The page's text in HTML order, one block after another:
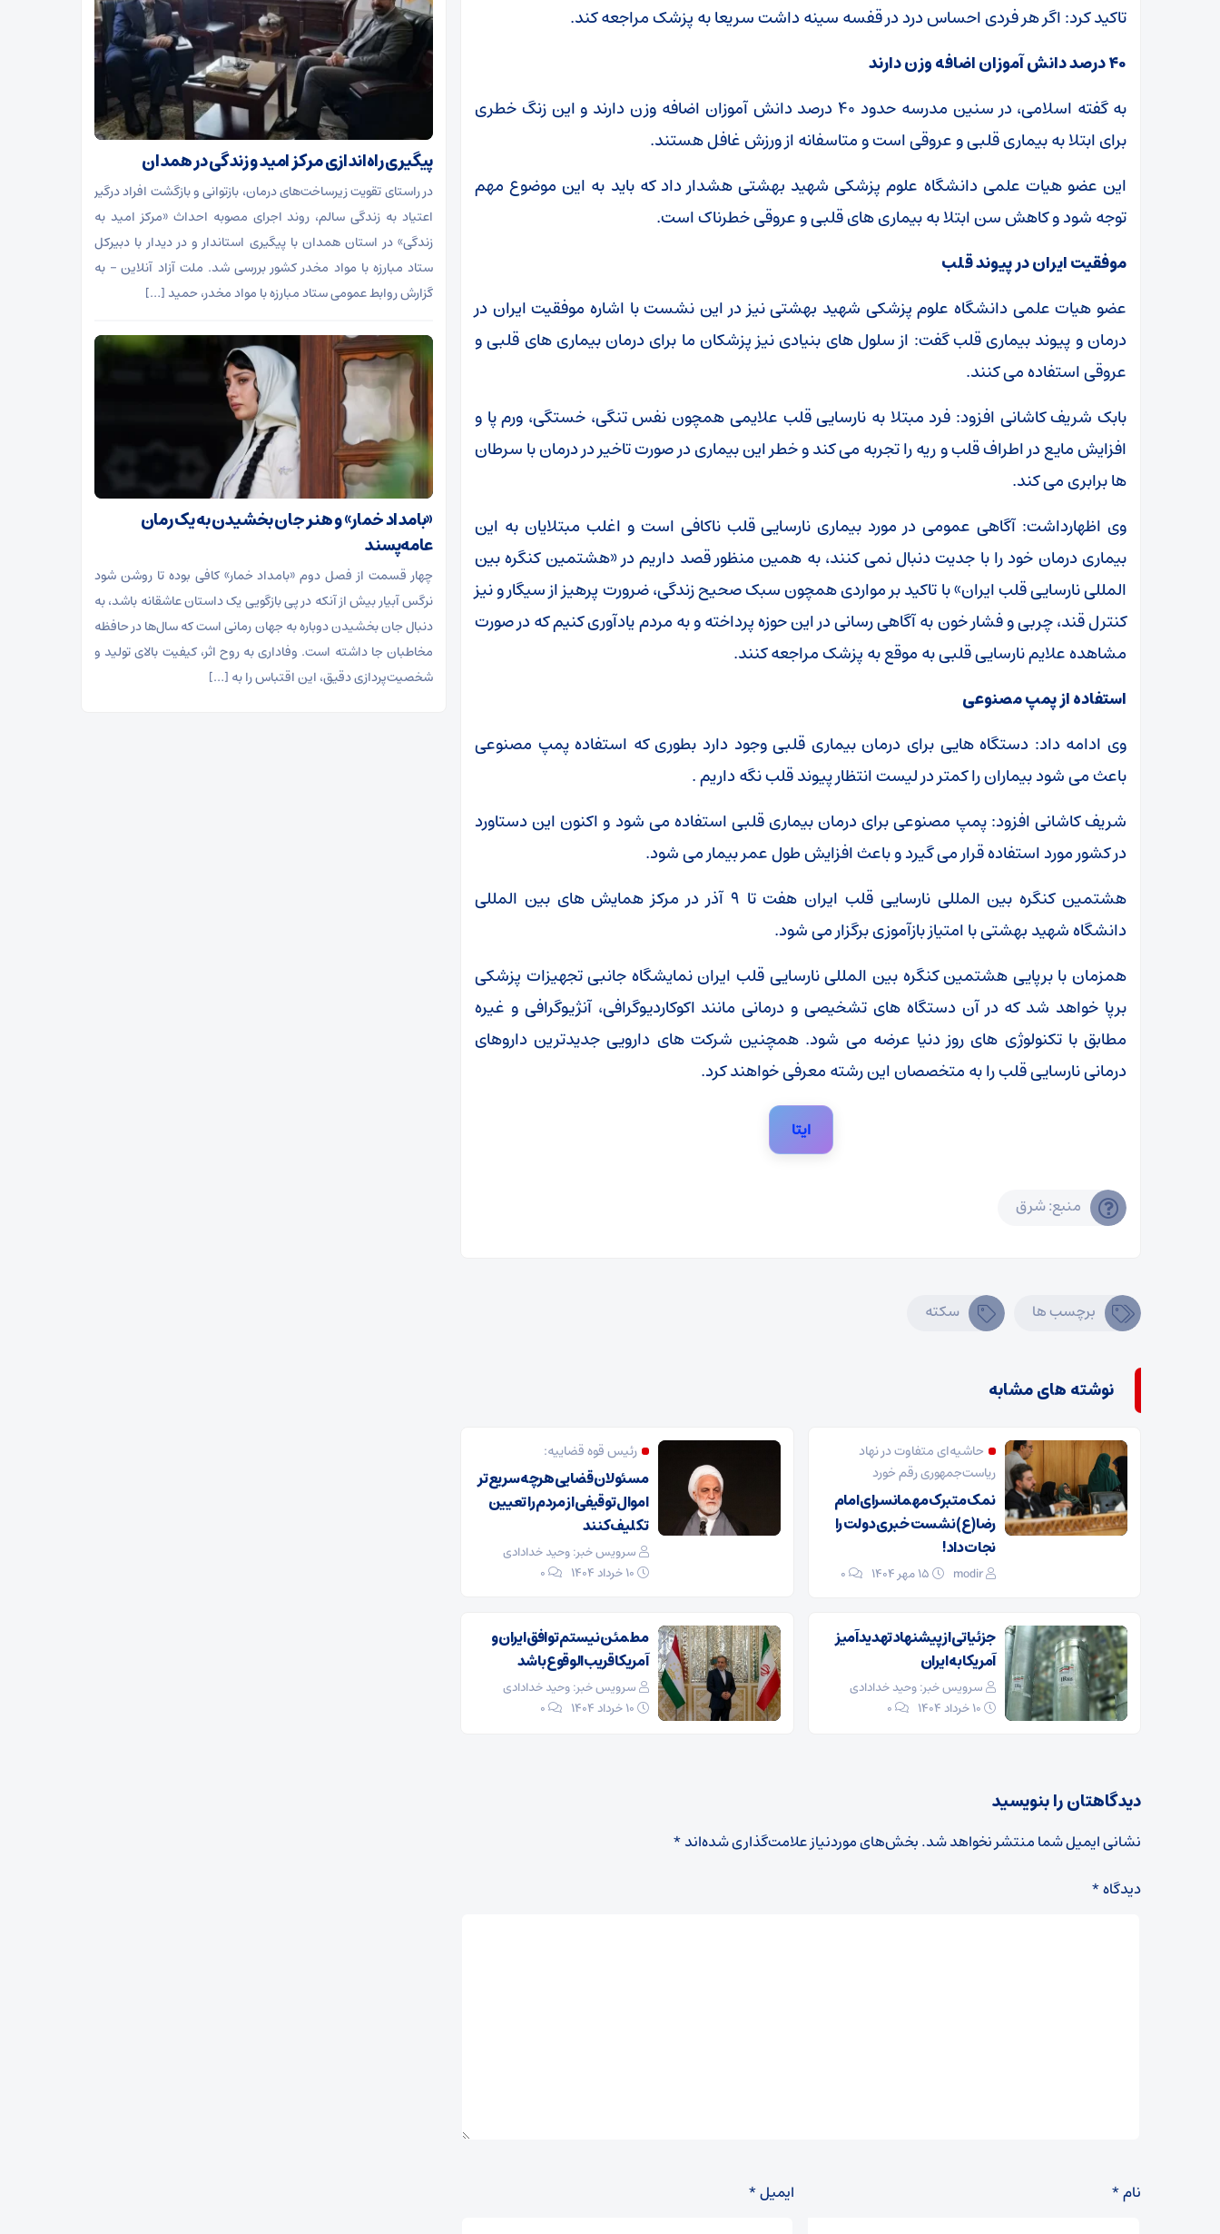
تاکید کرد: اگر هر فردی احساس درد در قفسه سینه داشت سریعا به پزشک مراجعه کند.
۴۰ درصد دانش آموزان اضافه وزن دارند
به گفته اسلامی، در سنین مدرسه حدود ۴۰ درصد دانش آموزان اضافه وزن دارند و این زنگ خطری
برای ابتلا به بیماری قلبی و عروقی است و متاسفانه از ورزش غافل هستند.
این عضو هیات علمی دانشگاه علوم پزشکی شهید بهشتی هشدار داد که باید به این موضوع مهم
توجه شود و کاهش سن ابتلا به بیماری های قلبی و عروقی خطرناک است.
موفقیت ایران در پیوند قلب
عضو هیات علمی دانشگاه علوم پزشکی شهید بهشتی نیز در این نشست با اشاره موفقیت ایران در
درمان و پیوند بیماری قلب گفت: از سلول های بنیادی نیز پزشکان ما برای درمان بیماری های قلبی و
عروقی استفاده می کنند.
بابک شریف کاشانی افزود: فرد مبتلا به نارسایی قلب علایمی همچون نفس تنگی، خستگی، ورم پا و
افزایش مایع در اطراف قلب و ریه را تجربه می کند و خطر این بیماری در صورت تاخیر در درمان با سرطان
ها برابری می کند.
وی اظهارداشت: آگاهی عمومی در مورد بیماری نارسایی قلب ناکافی است و اغلب مبتلایان به این
بیماری درمان خود را با جدیت دنبال نمی کنند، به همین منظور قصد داریم در «هشتمین کنگره بین
المللی نارسایی قلب ایران» با تاکید بر مواردی همچون سبک صحیح زندگی، ضرورت پرهیز از سیگار و نیز
کنترل قند، چربی و فشار خون به آگاهی رسانی در این حوزه پرداخته و به مردم یادآوری کنیم که در صورت
مشاهده علایم نارسایی قلبی به موقع به پزشک مراجعه کنند.
استفاده از پمپ مصنوعی
وی ادامه داد: دستگاه هایی برای درمان بیماری قلبی وجود دارد بطوری که استفاده پمپ مصنوعی
باعث می شود بیماران را کمتر در لیست انتظار پیوند قلب نگه داریم .
شریف کاشانی افزود: پمپ مصنوعی برای درمان بیماری قلبی استفاده می شود و اکنون این دستاورد
در کشور مورد استفاده قرار می گیرد و باعث افزایش طول عمر بیمار می شود.
هشتمین کنگره بین المللی نارسایی قلب ایران هفت تا ۹ آذر در مرکز همایش های بین المللی
دانشگاه شهید بهشتی با امتیاز بازآموزی برگزار می شود.
همزمان با برپایی هشتمین کنگره بین المللی نارسایی قلب ایران نمایشگاه جانبی تجهیزات پزشکی
برپا خواهد شد که در آن دستگاه های تشخیصی و درمانی مانند اکوکاردیوگرافی، آنژیوگرافی و غیره
مطابق با تکنولوژی های روز دنیا عرضه می شود. همچنین شرکت های دارویی جدیدترین داروهای
درمانی نارسایی قلب را به متخصصان این رشته معرفی خواهند کرد.
ایتا
منبع: شرق
برچسب ها سکته
نوشته های مشابه
حاشیه‌ای متفاوت در نهاد
ریاست‌جمهوری رقم خورد
نمک متبرک مهمانسرای امام
رضا(ع) نشست خبری دولت را
نجات داد!
modir
0
رئیس قوه قضاییه:
مسئولان قضایی هرچه سریع‌تر
اموال توقیفی از مردم را تعیین
تکلیف کنند
سرویس خبر: وحید خدادادی
0
جزئیاتی از پیشنهاد تهدیدآمیز
آمریکا به ایران
سرویس خبر: وحید خدادادی
0
مطمئن نیستم توافق ایران و
آمریکا قریب‌الوقوع باشد
سرویس خبر: وحید خدادادی
0
دیدگاهتان را بنویسید
نشانی ایمیل شما منتشر نخواهد شد.بخش‌های موردنیاز علامت‌گذاری شده‌اند*
دیدگاه*
نام* ایمیل*
پیگیری راه‌اندازی مرکز امید و زندگی در همدان
در راستای تقویت زیرساخت‌های درمان، بازتوانی و بازگشت افراد درگیر
اعتیاد به زندگی سالم، روند اجرای مصوبه احداث «مرکز امید به
زندگی» در استان همدان با پیگیری استاندار و در دیدار با دبیرکل
ستاد مبارزه با مواد مخدر کشور بررسی شد. ملت آزاد آنلاین – به
گزارش روابط عمومی ستاد مبارزه با مواد مخدر، حمید […]
«بامداد خمار» و هنر جان بخشیدن به یک رمان
عامه‌پسند
چهار قسمت از فصل دوم «بامداد خمار» کافی بوده تا روشن شود
نرگس آبیار بیش از آنکه در پی بازگویی یک داستان عاشقانه باشد، به
دنبال جان بخشیدن دوباره به جهان رمانی است که سال‌ها در حافظه
مخاطبان جا داشته است. وفاداری به روح اثر، کیفیت بالای تولید و
شخصیت‌پردازی دقیق، این اقتباس را به […]